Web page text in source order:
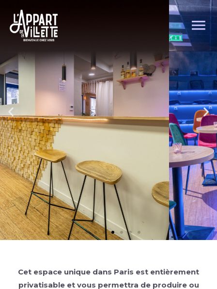
Découvrez un
lieu cosy
Cet espace unique dans Paris est entièrement
privatisable et vous permettra de produire ou